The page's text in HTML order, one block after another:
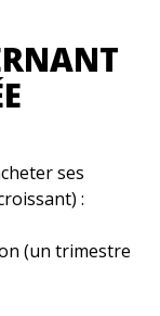
ses
:
(un trimestre